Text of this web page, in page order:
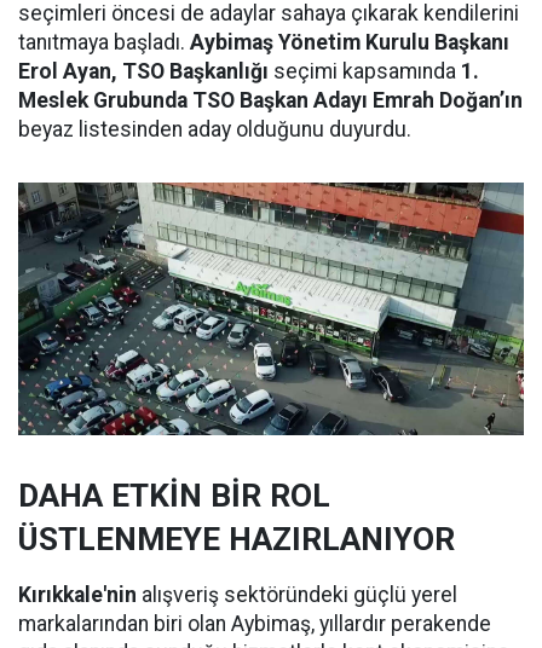
seçimleri öncesi de adaylar sahaya çıkarak kendilerini
tanıtmaya başladı. Aybimaş Yönetim Kurulu Başkanı
Erol Ayan, TSO Başkanlığı seçimi kapsamında 1.
Meslek Grubunda TSO Başkan Adayı Emrah Doğan’ın
beyaz listesinden aday olduğunu duyurdu.
DAHA ETKİN BİR ROL
ÜSTLENMEYE HAZIRLANIYOR
Kırıkkale'nin alışveriş sektöründeki güçlü yerel
markalarından biri olan Aybimaş, yıllardır perakende